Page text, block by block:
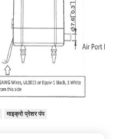
माइक्रो प्रेशर पंप